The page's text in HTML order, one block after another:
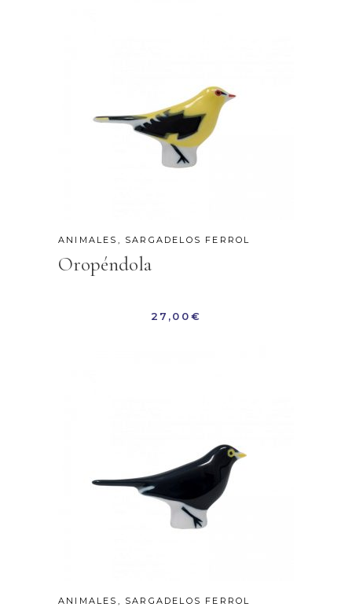
ANIMALES , SARGADELOS FERROL
Oropéndola
27,00€
ANIMALES , SARGADELOS FERROL